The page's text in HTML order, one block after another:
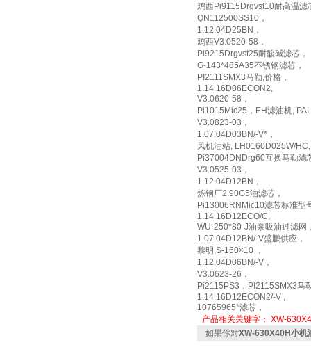
鸡西Pi9115Drgvst10耐高温滤
QN112500SS10，
1.12.04D25BN，
鸡西V3.0520-58，
Pi9215Drgvst25耐酸碱滤芯，
G-143*485A35不锈钢滤芯，
PI2111SMX3马勒,价格，
1.14.16D06ECON2,
V3.0620-58，
Pi1015Mic25，EH滤油机,
V3.0823-03，
1.07.04D03BN/-V*，
风机油站, LH0160D025W/HC,
Pi37004DNDrg60互换马勒滤
V3.0525-03，
1.12.04D12BN，
炼钢厂2.90G5油滤芯，
Pi13006RNMic10滤芯标准型
1.14.16D12ECO/C,
WU-250*80-J油泵吸油过滤网
1.07.04D12BN/-V盛鹏供应，
黎明,S-160×10 ，
1.12.04D06BN/-V，
V3.0623-26，
Pi2115PS3，PI2115SMX3马
1.14.16D12ECON2/-V ,
10765965*滤芯，
产品相关关键字： XW-
如果你对XW-630X40H小机